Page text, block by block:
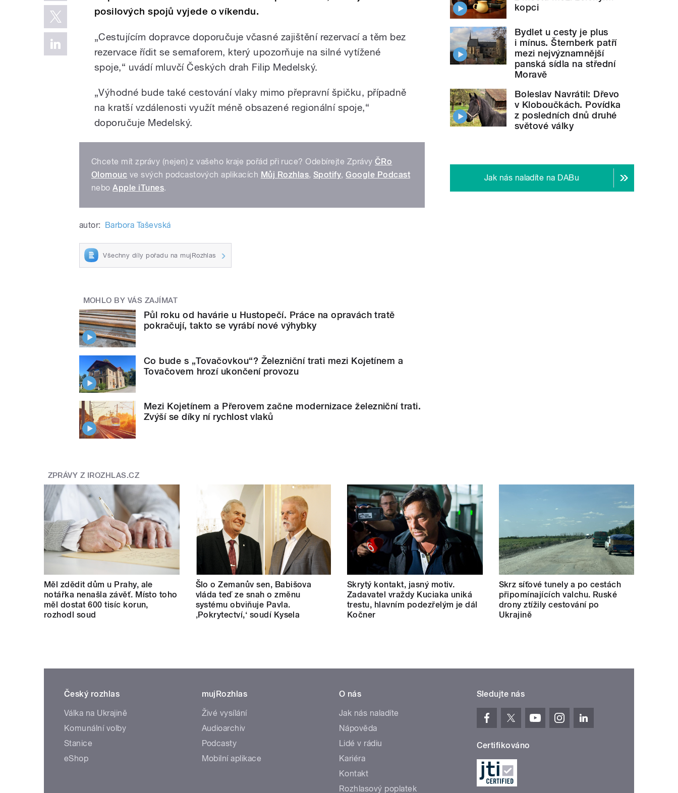
posilových spojů vyjede o víkendu.
„Cestujícím dopravce doporučuje včasné zajištění rezervací a těm bez
rezervace řídit se semaforem, který upozorňuje na silné vytížené
spoje,“ uvádí mluvčí Českých drah Filip Medelský.
„Výhodné bude také cestování vlaky mimo přepravní špičku, případně
na kratší vzdálenosti využít méně obsazené regionální spoje,“
doporučuje Medelský.
Chcete mít zprávy (nejen) z vašeho kraje pořád při ruce? Odebírejte Zprávy ČRo
Olomouc ve svých podcastových aplikacích Můj Rozhlas, Spotify,Google Podcast
neboApple iTunes.
autor: Barbora Taševská
Všechny díly pořadu na mujRozhlas
MOHLO BY VÁS ZAJÍMAT
Půl roku od havárie u Hustopečí. Práce na opravách tratě
pokračují, takto se vyrábí nové výhybky
Co bude s „Tovačovkou“? Železniční trati mezi Kojetínem a
Tovačovem hrozí ukončení provozu
Mezi Kojetínem a Přerovem začne modernizace železniční trati.
Zvýší se díky ní rychlost vlaků
kopci
Bydlet u cesty je plus
i mínus. Šternberk patří
mezi nejvýznamnější
panská sídla na střední
Moravě
Boleslav Navrátil: Dřevo
v Kloboučkách. Povídka
z posledních dnů druhé
světové války
Jak nás naladíte na DABu
ZPRÁVY Z IROZHLAS.CZ
Měl zdědit dům u Prahy, ale
notářka nenašla závěť. Místo toho
měl dostat 600 tisíc korun,
rozhodl soud
Šlo o Zemanův sen, Babišova
vláda teď ze snah o změnu
systému obviňuje Pavla.
‚Pokrytectví,‘ soudí Kysela
Skrytý kontakt, jasný motiv.
Zadavatel vraždy Kuciaka uniká
trestu, hlavním podezřelým je dál
Kočner
Skrz síťové tunely a po cestách
připomínajících valchu. Ruské
drony ztížily cestování po
Ukrajině
Český rozhlas
Válka na Ukrajině
Komunální volby
Stanice
eShop
mujRozhlas
Živé vysílání
Audioarchiv
Podcasty
Mobilní aplikace
O nás
Jak nás naladíte
Nápověda
Lidé v rádiu
Kariéra
Kontakt
Rozhlasový poplatek
Sledujte nás
Certifikováno